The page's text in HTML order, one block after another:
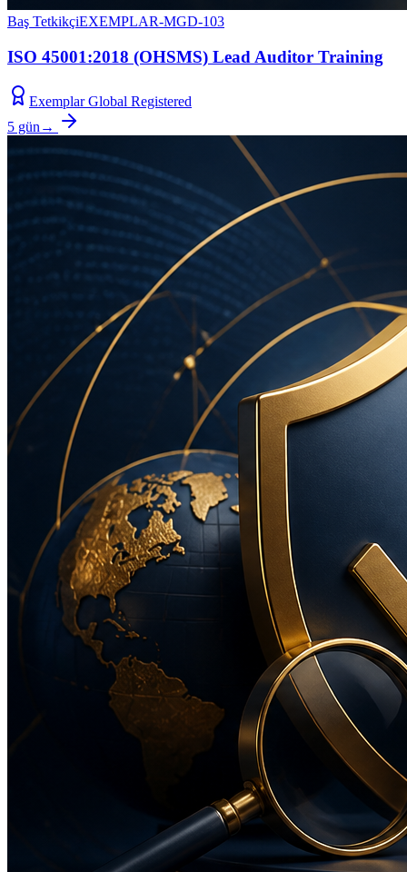
Baş TetkikçiEXEMPLAR-MGD-103
ISO 45001:2018 (OHSMS) Lead Auditor Training
Exemplar Global Registered
5 gün →